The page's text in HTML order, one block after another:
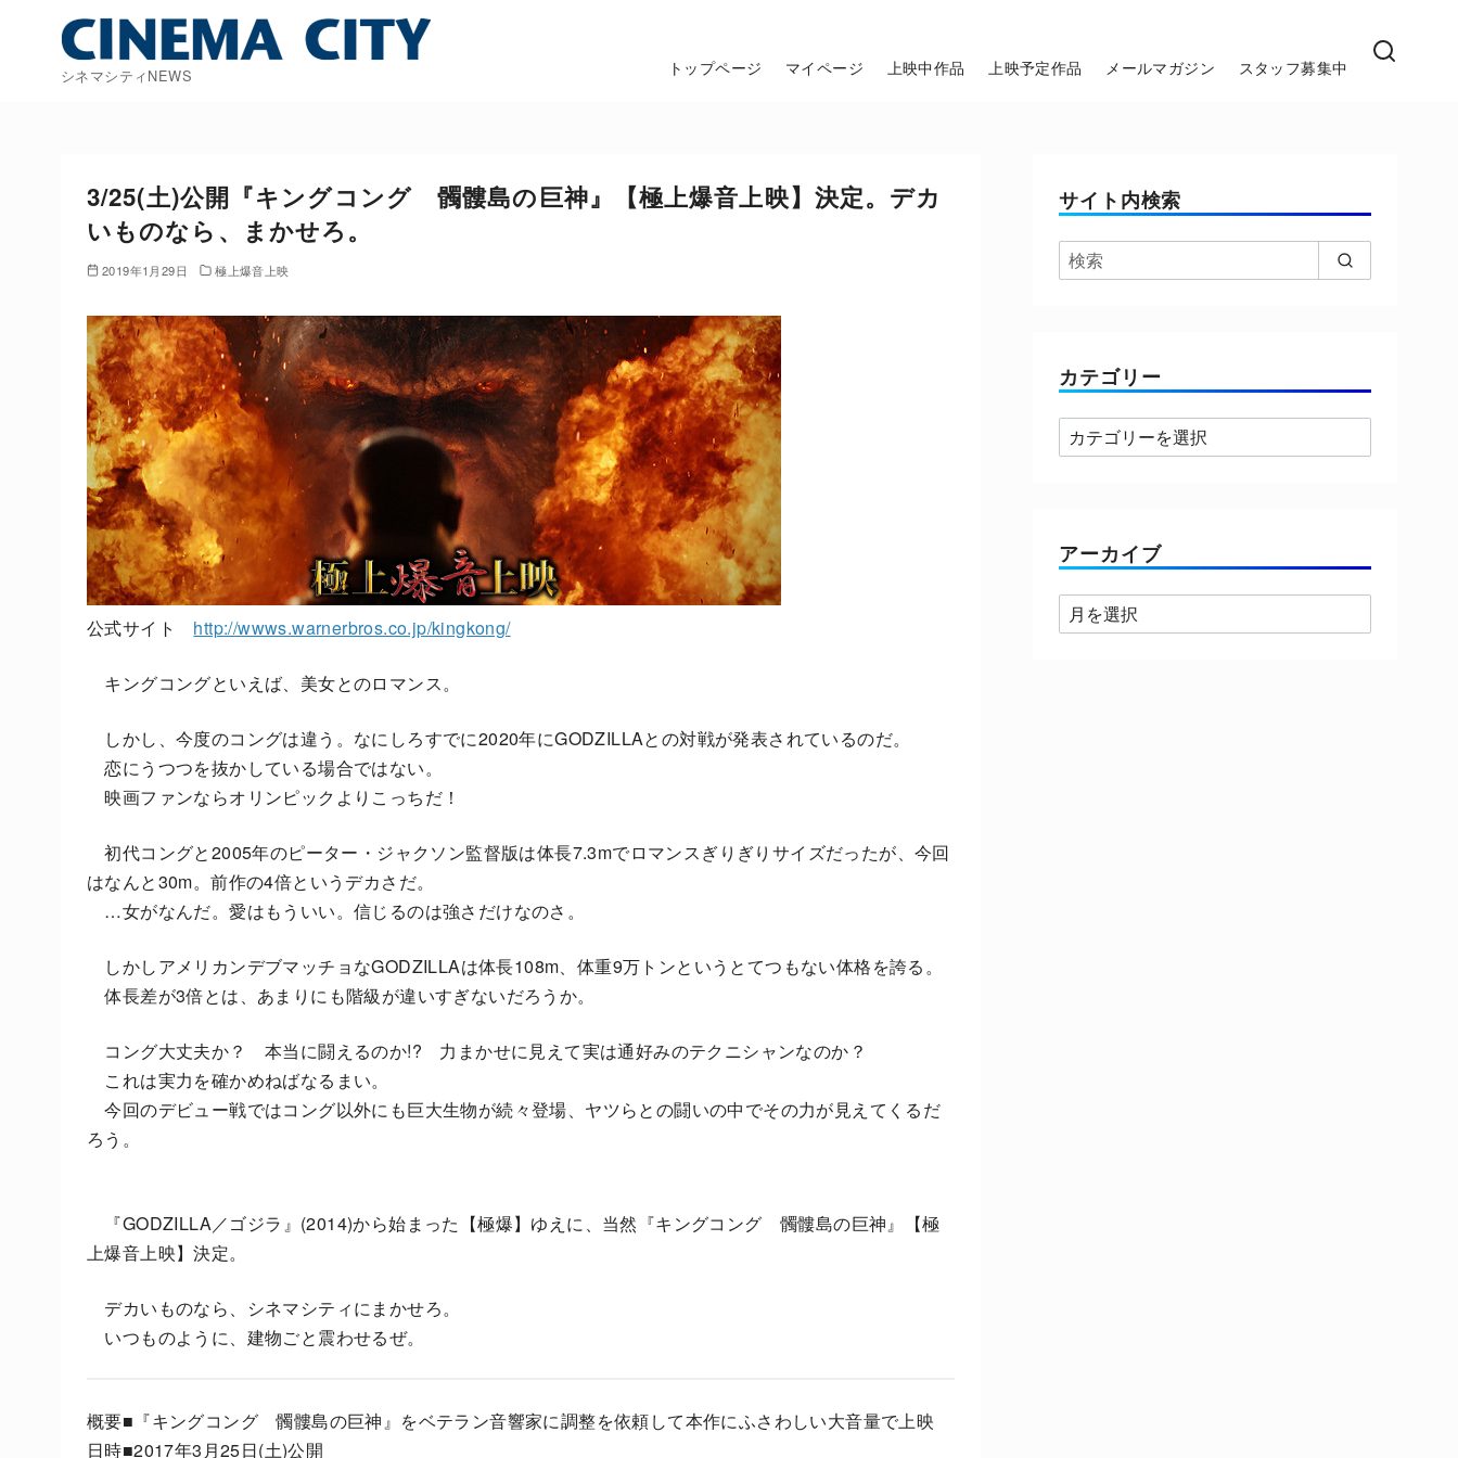
シネマシティNEWS トップページ マイページ 上映中作品 上映予定作品 メールマガジン スタッフ募集中
3/25(土)公開『キングコング 髑髏島の巨神』【極上爆音上映】決定。デカ
いものなら、まかせろ。
2019年1月29日 極上爆音上映
公式サイト http://wwws.warnerbros.co.jp/kingkong/
キングコングといえば、美女とのロマンス。
しかし、今度のコングは違う。なにしろすでに2020年にGODZILLAとの対戦が発表されているのだ。
恋にうつつを抜かしている場合ではない。
映画ファンならオリンピックよりこっちだ！
初代コングと2005年のピーター・ジャクソン監督版は体長7.3mでロマンスぎりぎりサイズだったが、今回
はなんと30m。前作の4倍というデカさだ。
…女がなんだ。愛はもういい。信じるのは強さだけなのさ。
しかしアメリカンデブマッチョなGODZILLAは体長108m、体重9万トンというとてつもない体格を誇る。
体長差が3倍とは、あまりにも階級が違いすぎないだろうか。
コング大丈夫か？ 本当に闘えるのか!? 力まかせに見えて実は通好みのテクニシャンなのか？
これは実力を確かめねばなるまい。
今回のデビュー戦ではコング以外にも巨大生物が続々登場、ヤツらとの闘いの中でその力が見えてくるだ
ろう。
『GODZILLA／ゴジラ』(2014)から始まった【極爆】ゆえに、当然『キングコング 髑髏島の巨神』【極
上爆音上映】決定。
デカいものなら、シネマシティにまかせろ。
いつものように、建物ごと震わせるぜ。
概要■『キングコング 髑髏島の巨神』をベテラン音響家に調整を依頼して本作にふさわしい大音量で上映
日時■2017年3月25日(土)公開
サイト内検索
カテゴリー
カ
テ
ー
アーカイブ
ア
ー